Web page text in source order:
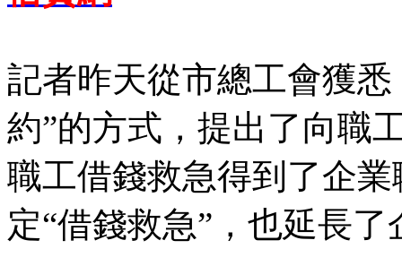
記者昨天從市總工會獲
約”的方式，提出了向職
職工借錢救急得到了企
定“借錢救急”，也延長